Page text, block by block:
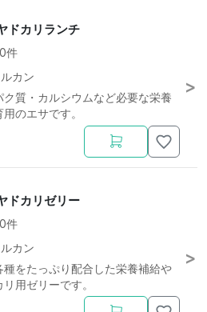
ドカリランチ
0件
カン
質・カルシウムなど必要な栄養
のエサです。
ドカリゼリー
0件
カン
をたっぷり配合した栄養補給や
用ゼリーです。